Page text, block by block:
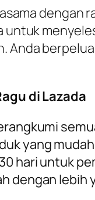
dengan
untuk
Anda
di Lazada
yang
hari untuk
dengan lebih